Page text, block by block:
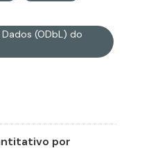
(ODbL) do
por